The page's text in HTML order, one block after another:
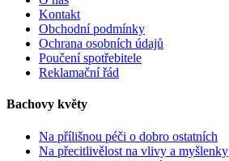
Kontakt
Obchodní podmínky
Ochrana osobních údajů
Poučení spotřebitele
Reklamační řád
Bachovy květy
Na přílišnou péči o dobro ostatních
Na přecitlivělost na vlivy a myšlenky